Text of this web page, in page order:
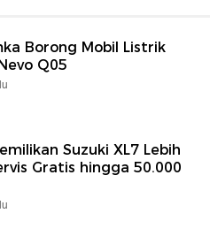
Borong Mobil Listrik
Q05
Suzuki XL7 Lebih
Gratis hingga 50.000